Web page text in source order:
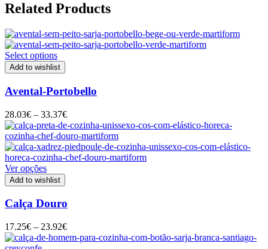
Related Products
Select options
Add to wishlist
Avental-Portobello
28.03€ – 33.37€Price
range:
28.03€
through
33.37€
Ver opções
Add to wishlist
Calça Douro
17.25€ – 23.92€Price
range: